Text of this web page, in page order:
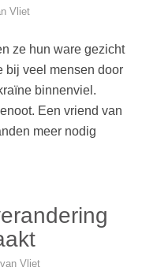
Vliet
ze hun ware gezicht
bij veel mensen door
binnenviel.
Een vriend van
meer nodig
Vliet